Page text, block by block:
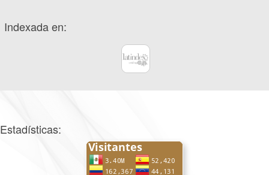
Indexada en:
Estadísticas: